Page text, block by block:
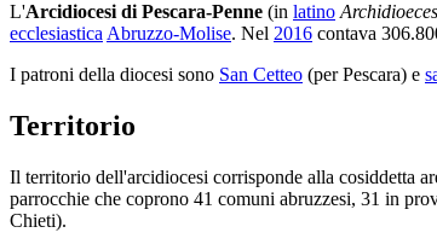
L'Arcidiocesi di Pescara-Penne (in latino
ecclesiastica Abruzzo-Molise. Nel 2016 contava
I patroni della diocesi sono San Cetteo (per Pescara) e
Territorio
Il territorio dell'arcidiocesi corrisponde alla cosiddetta
parrocchie che coprono 41 comuni abruzzesi, 31 in
Chieti).